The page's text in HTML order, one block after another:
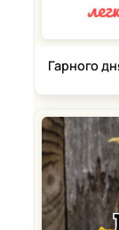
Гарного